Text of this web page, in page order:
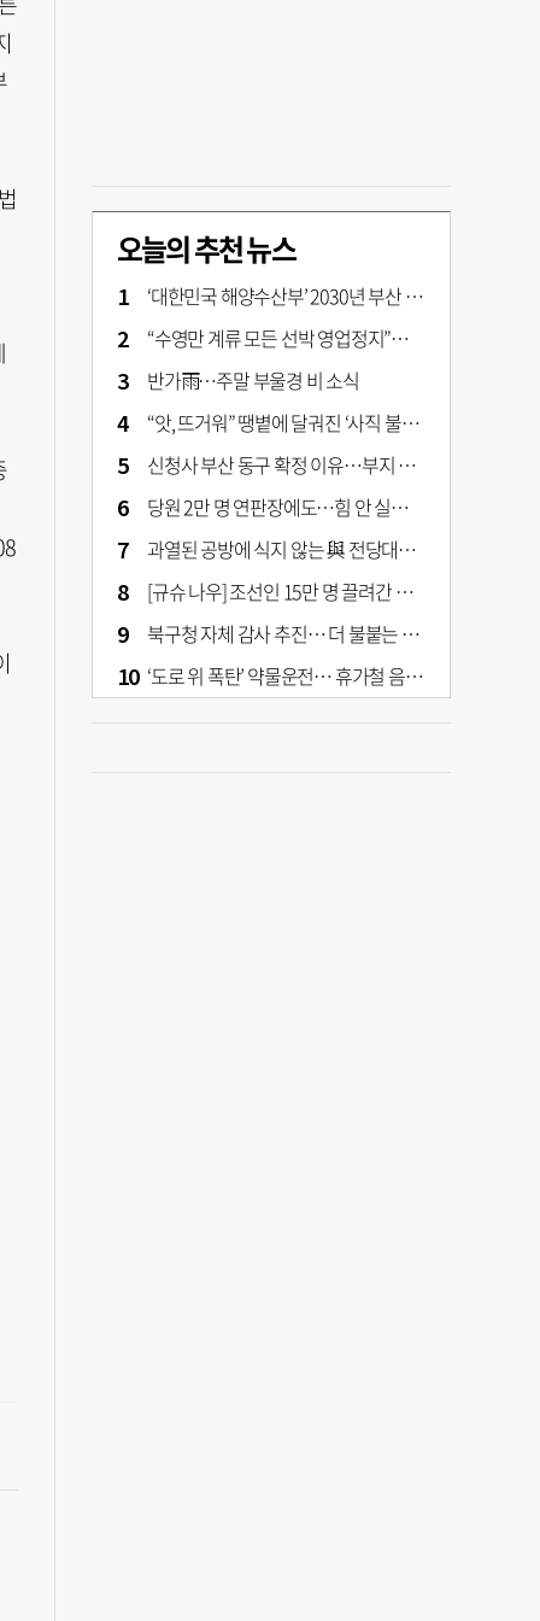
오늘의 추천 뉴스
‘대한민국 해양수산부’ 2030년 부산 북항시대 연다
“수영만 계류 모든 선박 영업정지”… 재개발 속도전
반가雨…주말 부울경 비 소식
“앗, 뜨거워” 땡볕에 달궈진 ‘사직 불가마’ 관중석 무려 70도
신청사 부산 동구 확정 이유…부지 용이성·접근성·집적 가능성이 운명 갈랐다 [해수부 북항 시대]
당원 2만 명 연판장에도…힘 안 실리는 ‘장동혁 사퇴’ 공세
과열된 공방에 식지 않는 與 전당대회… 호남·수도권 집중하는 후보들
[규슈 나우] 조선인 15만 명 끌려간 치쿠호 탄광… 대를 이은 진실 캐기
북구청 자체 감사 추진… 더 불붙는 북구 신청사 갈등
‘도로 위 폭탄’ 약물운전… 휴가철 음주와 병행 단속 [교통안전, 시민이 만든다]